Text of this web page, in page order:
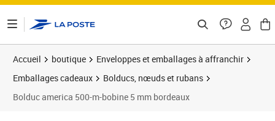
Accueil boutique
Enveloppes et emballages à affranchir
Emballages cadeaux
Bolducs, nœuds et rubans
Bolduc america 500-m-bobine 5 mm bordeaux